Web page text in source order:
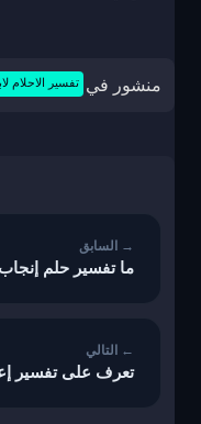
منشور في تفسير الاحلام
ما تفسير حلم
تعرف على تفسير